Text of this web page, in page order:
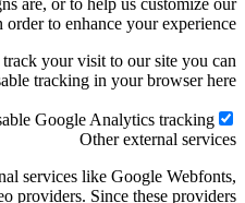
to enhance your experience.
your visit to our site you can
tracking in your browser here:
Google Analytics tracking.
Other external services
services like Google Webfonts,
providers. Since these providers